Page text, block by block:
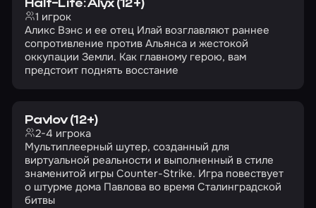
Half-Life: Alyx (12+)
1 игрок
Аликс Вэнс и ее отец Илай возглавляют раннее
сопротивление против Альянса и жестокой
оккупации Земли. Как главному герою, вам
предстоит поднять восстание
Pavlov (12+)
2-4 игрока
Мультиплеерный шутер, созданный для
виртуальной реальности и выполненный в стиле
знаменитой игры Counter-Strike. Игра повествует
о штурме дома Павлова во время Сталинградской
битвы